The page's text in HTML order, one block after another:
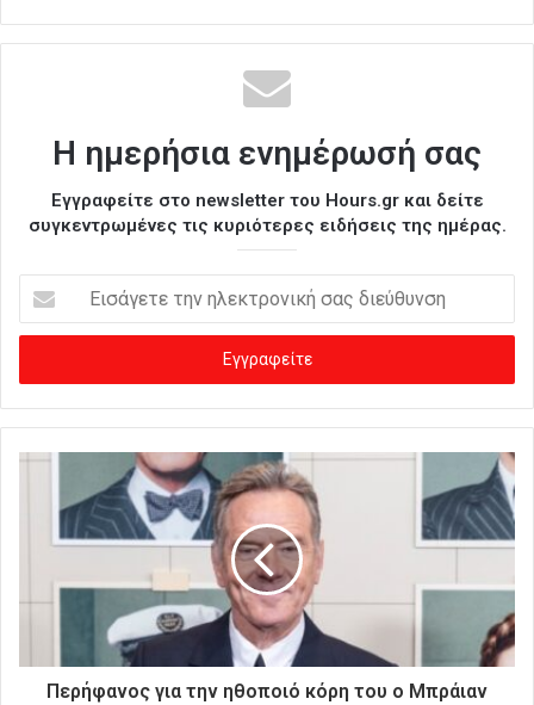
Η ημερήσια ενημέρωσή σας
Εγγραφείτε στο newsletter του Hours.gr και δείτε
συγκεντρωμένες τις κυριότερες ειδήσεις της ημέρας.
σ
γ
ε
τ
Περήφανος για την ηθοποιό κόρη του ο Μπράιαν